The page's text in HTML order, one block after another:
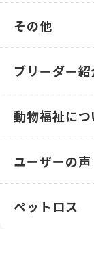
その他
ブリーダー紹
動物福祉につ
ユーザーの声
ペットロス